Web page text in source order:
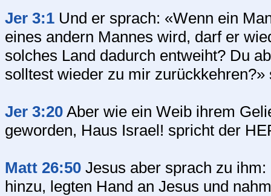
Jer 3:1 Und er sprach: «Wenn ein
eines andern Mannes wird, darf er
solches Land dadurch entweiht? Du
solltest wieder zu mir
Jer 3:20 Aber wie ein Weib ihrem
geworden, Haus Israel! spricht der
Matt 26:50 Jesus aber sprach zu
hinzu, legten Hand an Jesus und